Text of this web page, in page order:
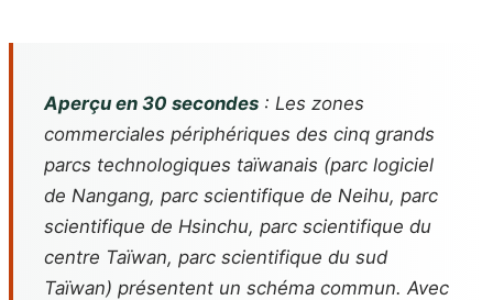
Aperçu en 30 secondes : Les zones
commerciales périphériques des cinq grands
parcs technologiques taïwanais (parc logiciel
de Nangang, parc scientifique de Neihu, parc
scientifique de Hsinchu, parc scientifique du
centre Taïwan, parc scientifique du sud
Taïwan) présentent un schéma commun. Avec